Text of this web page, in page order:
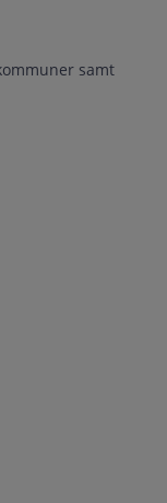
samt